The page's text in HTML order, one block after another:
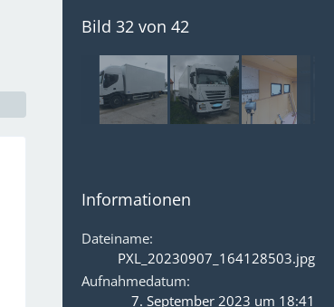
Bild 32 von 42
Informationen
Dateiname
PXL_20230907_164128503.jpg
Aufnahmedatum
7. September 2023 um 18:41